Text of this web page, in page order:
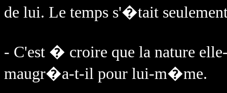
de lui. Le temps s'�tait
- C'est � croire que la nature
maugr�a-t-il pour lui-m�me.